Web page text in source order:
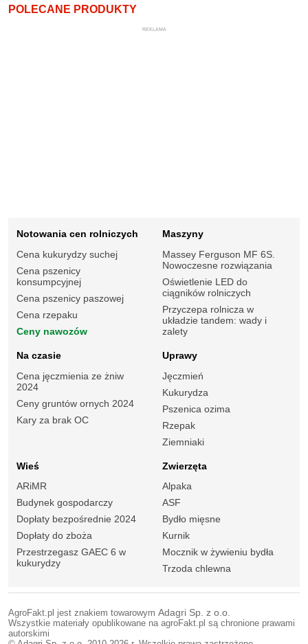
POLECANE PRODUKTY
REKLAMA
Notowania cen rolniczych
Cena kukurydzy suchej
Cena pszenicy
konsumpcyjnej
Cena pszenicy paszowej
Cena rzepaku
Ceny nawozów
Maszyny
Massey Ferguson MF 6S.
Nowoczesne rozwiązania
Oświetlenie LED do
ciągników rolniczych
Przyczepa rolnicza w
układzie tandem: wady i
zalety
Na czasie
Cena jęczmienia ze żniw
2024
Ceny gruntów ornych 2024
Kary za brak OC
Uprawy
Jęczmień
Kukurydza
Pszenica ozima
Rzepak
Ziemniaki
Wieś
ARiMR
Budynek gospodarczy
Dopłaty bezpośrednie 2024
Dopłaty do zboża
Przestrzegasz GAEC 6 w
kukurydzy
Zwierzęta
Alpaka
ASF
Bydło mięsne
Kurnik
Mocznik w żywieniu bydła
Trzoda chlewna
AgroFakt.pl jest znakiem towarowym Adagri Sp. z o.o.
Wszystkie materiały opublikowane na agroFakt.pl są chronione prawami
autorskimi